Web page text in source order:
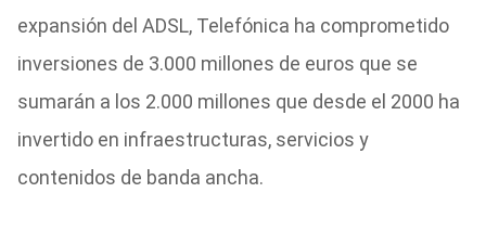
expansión del ADSL, Telefónica ha comprometido
inversiones de 3.000 millones de euros que se
sumarán a los 2.000 millones que desde el 2000 ha
invertido en infraestructuras, servicios y
contenidos de banda ancha.